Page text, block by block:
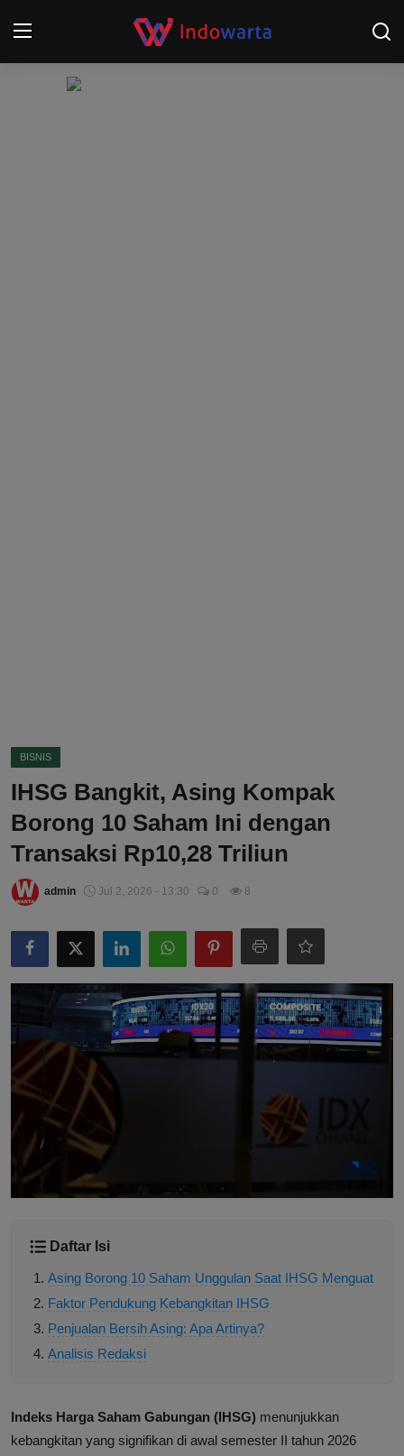
BISNIS
IHSG Bangkit, Asing Kompak
Borong 10 Saham Ini dengan
Transaksi Rp10,28 Triliun
admin Jul 2, 2026 - 13:30 0 8
Daftar Isi
Asing Borong 10 Saham Unggulan Saat IHSG Menguat
Faktor Pendukung Kebangkitan IHSG
Penjualan Bersih Asing: Apa Artinya?
Analisis Redaksi
Indeks Harga Saham Gabungan (IHSG) menunjukkan
kebangkitan yang signifikan di awal semester II tahun 2026